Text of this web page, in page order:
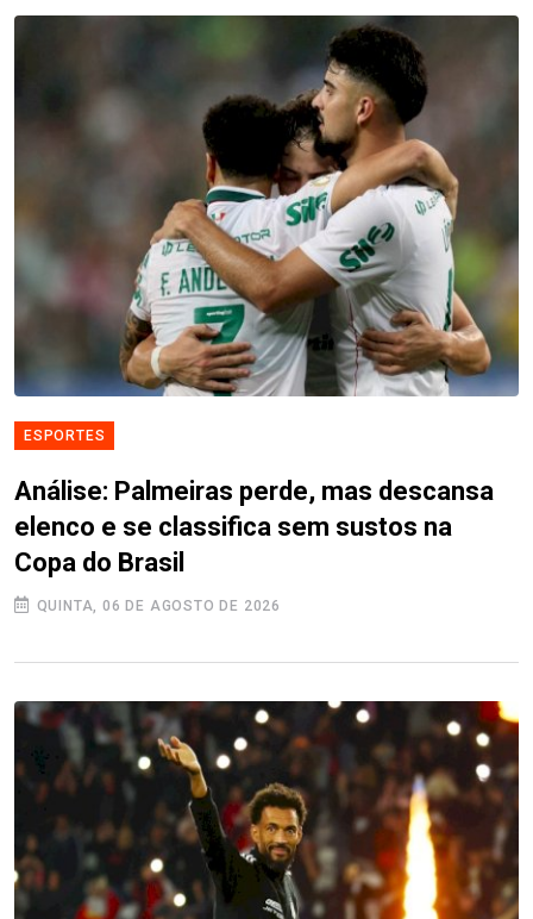
ESPORTES
Análise: Palmeiras perde, mas descansa
elenco e se classifica sem sustos na
Copa do Brasil
QUINTA, 06 DE AGOSTO DE 2026